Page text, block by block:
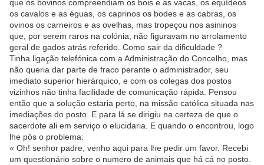
que os bovinos compreendiam os bois e as vacas, os equídeos
os cavalos e as éguas, os caprinos os bodes e as cabras, os
ovinos os carneiros e as ovelhas, mas tropeçou nos asininos
que, por serem raros na colónia, não figuravam no arrolamento
geral de gados atrás referido. Como sair da dificuldade ?
Tinha ligação telefónica com a Administração do Concelho, mas
não queria dar parte de fraco perante o administrador, seu
imediato superior hierárquico, e com os colegas dos postos
vizinhos não tinha facilidade de comunicação rápida. Pensou
então que a solução estaria perto, na missão católica situada nas
imediações do posto. E para lá se dirigiu na certeza de que o
sacerdote ali em serviço o elucidaria. E quando o encontrou, logo
lhe pôs o problema:
« Oh! senhor padre, venho aqui para lhe pedir um favor. Recebi
um questionário sobre o numero de animais que há cá no posto.